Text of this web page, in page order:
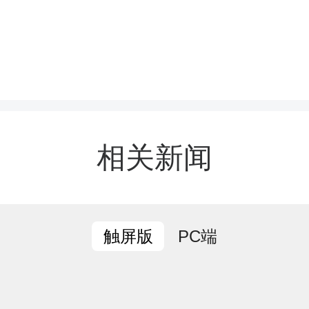
的节目表演。村委会广
相关新闻
触屏版 PC端